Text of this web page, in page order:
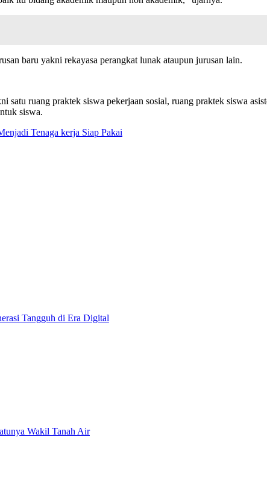
baru yakni rekayasa perangkat lunak ataupun jurusan lain.
ruang praktek siswa pekerjaan sosial, ruang praktek siswa
siswa.
Tenaga kerja Siap Pakai
Tangguh di Era Digital
Wakil Tanah Air